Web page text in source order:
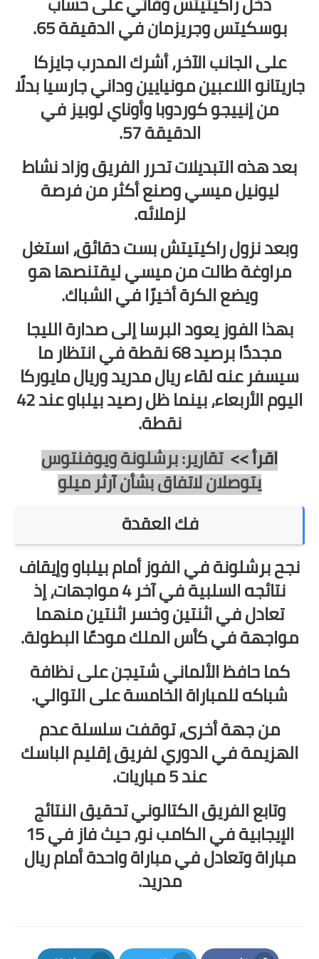
بوسكيتس وجريزمان في الدقيقة 65.
على الجانب الآخر، أشرك المدرب جايزكا
جاريتانو اللاعبين مونيايين وداني جارسيا بدلًا
من إنييجو كوردوبا وأوناي لوبيز في
الدقيقة 57.
بعد هذه التبديلات تحرر الفريق وزاد نشاط
ليونيل ميسي وصنع أكثر من فرصة
لزملائه.
وبعد نزول راكيتيتش بست دقائق، استغل
مراوغة طالت من ميسي ليقتنصها هو
ويضع الكرة أخيرًا في الشباك.
بهذا الفوز يعود البرسا إلى صدارة الليجا
مجددًا برصيد 68 نقطة في انتظار ما
سيسفر عنه لقاء ريال مدريد وريال مايوركا
اليوم الأربعاء، بينما ظل رصيد بيلباو عند 42
نقطة.
اقرأ >>تقارير: برشلونة ويوفنتوس
يتوصلان لاتفاق بشأن آرثر ميلو
فك العقدة
نجح برشلونة في الفوز أمام بيلباو وإيقاف
نتائجه السلبية في آخر 4 مواجهات، إذ
تعادل في اثنتين وخسر اثنتين منهما
مواجهة في كأس الملك مودعًا البطولة.
كما حافظ الألماني شتيجن على نظافة
شباكه للمباراة الخامسة على التوالي.
من جهة أخرى، توقفت سلسلة عدم
الهزيمة في الدوري لفريق إقليم الباسك
عند 5 مباريات.
وتابع الفريق الكتالوني تحقيق النتائج
الإيجابية في الكامب نو، حيث فاز في 15
مباراة وتعادل في مباراة واحدة أمام ريال
مدريد.